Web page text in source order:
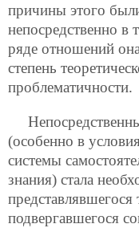
причины этого
непосредственно в
ряде отношений
степень
проблематичности.
(особенно в
системы
знания) стала
подвергавшегося